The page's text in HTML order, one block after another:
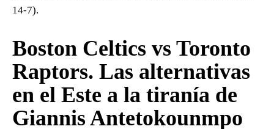
14-7).
Boston Celtics vs Toronto
Raptors. Las alternativas
en el Este a la tiranía de
Giannis Antetokounmpo